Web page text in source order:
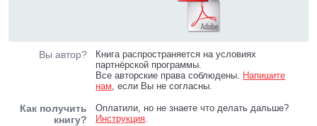
Вы автор?
Книга распространяется на условиях
партнёрской программы.
Все авторские права соблюдены. Напишите
нам, если Вы не согласны.
Как получить
книгу?
Оплатили, но не знаете что делать дальше?
Инструкция.